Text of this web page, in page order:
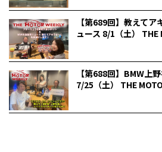
【第689回】教えて
ュース 8/1（土） THE
【第688回】BMW上
7/25（土） THE